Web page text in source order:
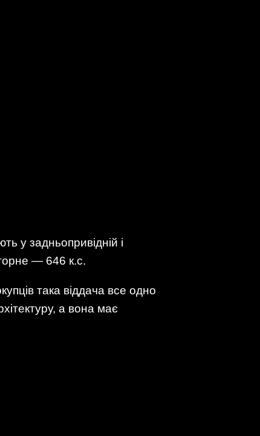
у задньопривідній і
— 646 к.с.
така віддача все одно
а вона має